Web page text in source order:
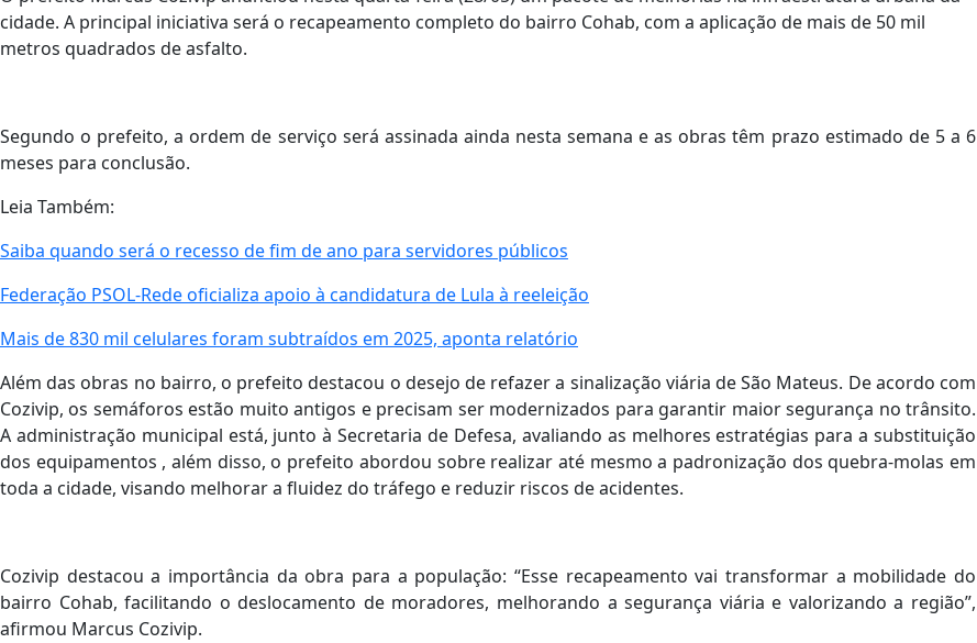
cidade. A principal iniciativa será o recapeamento completo do bairro Cohab, com a aplicação de mais de 50 mil
metros quadrados de asfalto.
Segundo o prefeito, a ordem de serviço será assinada ainda nesta semana e as obras têm prazo estimado de 5 a 6
meses para conclusão.
Leia Também:
Saiba quando será o recesso de fim de ano para servidores públicos
Federação PSOL-Rede oficializa apoio à candidatura de Lula à reeleição
Mais de 830 mil celulares foram subtraídos em 2025, aponta relatório
Além das obras no bairro, o prefeito destacou o desejo de refazer a sinalização viária de São Mateus. De acordo com
Cozivip, os semáforos estão muito antigos e precisam ser modernizados para garantir maior segurança no trânsito.
A administração municipal está, junto à Secretaria de Defesa, avaliando as melhores estratégias para a substituição
dos equipamentos , além disso, o prefeito abordou sobre realizar até mesmo a padronização dos quebra-molas em
toda a cidade, visando melhorar a fluidez do tráfego e reduzir riscos de acidentes.
Cozivip destacou a importância da obra para a população: “Esse recapeamento vai transformar a mobilidade do
bairro Cohab, facilitando o deslocamento de moradores, melhorando a segurança viária e valorizando a região”,
afirmou Marcus Cozivip.